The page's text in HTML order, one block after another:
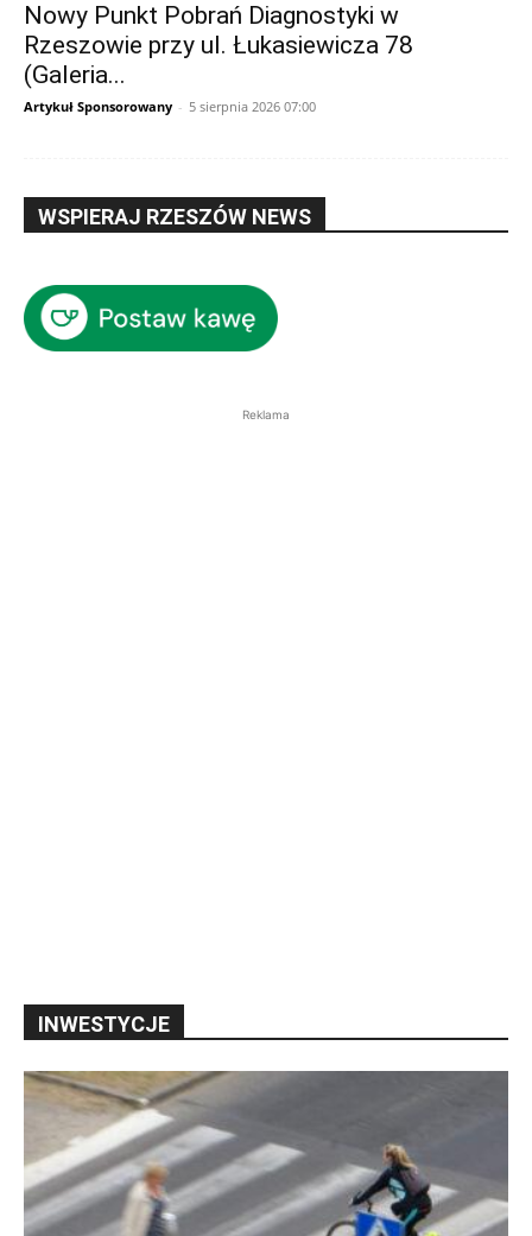
Nowy Punkt Pobrań Diagnostyki w
Rzeszowie przy ul. Łukasiewicza 78
(Galeria...
Artykuł Sponsorowany - 5 sierpnia 2026 07:00
WSPIERAJ RZESZÓW NEWS
Reklama
INWESTYCJE